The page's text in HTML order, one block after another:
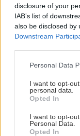
disclosure of your
IAB’s list of
also be disclosed by
Downstream
Personal Data
I want to opt-
personal data.
Opted In
I want to opt-
Personal Data.
Opted In
Jaro 4. marca